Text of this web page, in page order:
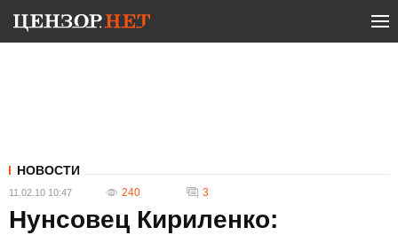
НОВОСТИ
11.02.10 10:47 240 3
Нунсовец Кириленко: